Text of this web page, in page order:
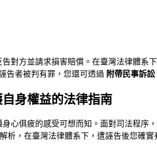
對方並請求損害賠償。在臺灣法律體
告者被判有罪，您還可透過 附帶民事訴訟
身權益的法律指南
心俱疲的感受可想而知。面對司法程序
析，在臺灣法律體系下，遭誣告後您確